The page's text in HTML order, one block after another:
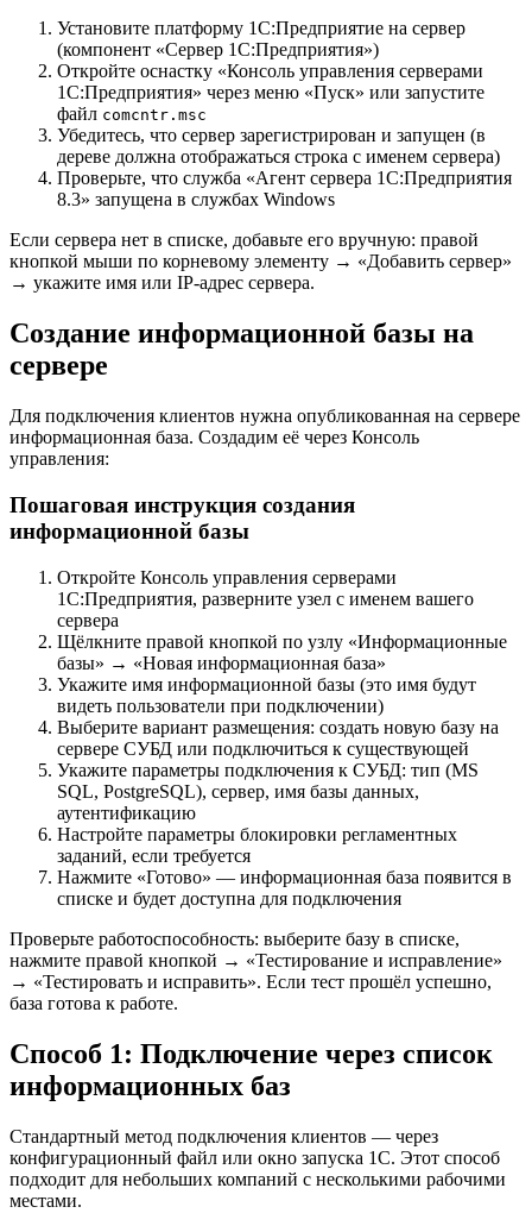
Установите платформу 1С:Предприятие на сервер
(компонент «Сервер 1С:Предприятия»)
Откройте оснастку «Консоль управления серверами
1С:Предприятия» через меню «Пуск» или запустите
файл comcntr.msc
Убедитесь, что сервер зарегистрирован и запущен (в
дереве должна отображаться строка с именем сервера)
Проверьте, что служба «Агент сервера 1С:Предприятия
8.3» запущена в службах Windows
Если сервера нет в списке, добавьте его вручную: правой
кнопкой мыши по корневому элементу → «Добавить сервер»
→ укажите имя или IP-адрес сервера.
Создание информационной базы на
сервере
Для подключения клиентов нужна опубликованная на сервере
информационная база. Создадим её через Консоль
управления:
Пошаговая инструкция создания
информационной базы
Откройте Консоль управления серверами
1С:Предприятия, разверните узел с именем вашего
сервера
Щёлкните правой кнопкой по узлу «Информационные
базы» → «Новая информационная база»
Укажите имя информационной базы (это имя будут
видеть пользователи при подключении)
Выберите вариант размещения: создать новую базу на
сервере СУБД или подключиться к существующей
Укажите параметры подключения к СУБД: тип (MS
SQL, PostgreSQL), сервер, имя базы данных,
аутентификацию
Настройте параметры блокировки регламентных
заданий, если требуется
Нажмите «Готово» — информационная база появится в
списке и будет доступна для подключения
Проверьте работоспособность: выберите базу в списке,
нажмите правой кнопкой → «Тестирование и исправление»
→ «Тестировать и исправить». Если тест прошёл успешно,
база готова к работе.
Способ 1: Подключение через список
информационных баз
Стандартный метод подключения клиентов — через
конфигурационный файл или окно запуска 1С. Этот способ
подходит для небольших компаний с несколькими рабочими
местами.